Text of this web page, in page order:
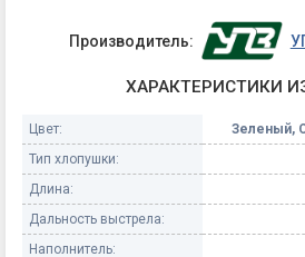
Производитель:
ХАРАКТЕРИСТИКИ
Цвет:
Зеленый,
Тип хлопушки:
Длина:
Дальность выстрела:
Наполнитель: